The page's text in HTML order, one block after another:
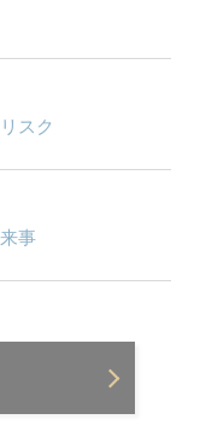
スク
事